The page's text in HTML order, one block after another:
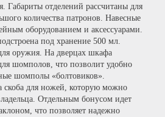
Габариты отделений рассчитаны для
количества патронов. Навесные
оборудованием и аксессуарами.
под хранение 500 мл.
оружия. На дверцах шкафа
шомполов, что позволит удобно
шомполы «болтовиков».
скоба для ножей, которую можно
Отдельным бонусом идет
что позволяет надежно